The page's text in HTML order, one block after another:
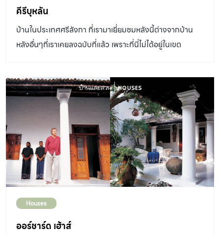
แทนเจ้าของชาวต่างชาติ เขาทำงานนี้และเรียกกอลล์ ฟอร์ตว่า
บ้านมาเกือบสิบปีแล้ว “ผมรู้แต่ว่าบ้านหลังนี้เดิมทีเป็นบ้านพัก
ของนายทหารดัตช์ที่มาประจำการในกอลล์ฟอร์ตเมื่อนานมา
แล้ว ตอนซ่อมแซมบ้านสมัยที่เพิ่งซื้อมาใหม่ๆ ผมขุดเจอลูกปืน
บ้านหลังนี้อาจเคยถูกระเบิดลง เพราะคงไม่มีใครเก็บลูกปืน
ใหญ่ไว้ใต้พื้นสนามเล่นๆแน่ “ส่วนหน้าของบ้านเป็นแบบเดิม แต่
ด้านหลังที่ทำเป็นสองชั้นเป็นส่วนต่อเติมใหม่” แม้จะทำใหม่แต่ก็
ออกแบบตกแต่งให้ดูเก่าเข้ากับด้านหน้าได้อย่างกลมกลืน “ผม
ไม่ใช่นักสะสมของเก่า แต่เพราะมีโอกาสเดินทางและเคยอาศัย
อยู่ในหลายประเทศ ก็เลยพอจะมีของติดไม้ติดมือ และได้แรง
บันดาลใจมาใช้ในการตกแต่งบ้าน ไม่ว่าจะเป็นประตูไม้จาก
อินเดียและบาหลี รูปวาดจากฝรั่งเศส ของพื้นเมืองศรีลังกา
รวมไปถึงลวดลายสไตล์มัวริช (Moorish) ที่ผมเคยเห็นใน
น้ำตาลที่ให้ความรู้สึกอบอุ่นเป็นกันเองของส่วนห้องรับแขก
คีรีบุหลัน
บ้านในประเทศศรีลังกา ที่เรามาเยี่ยมชมหลังนี้ต่างจากบ้าน
หลังอื่นๆที่เราเคยลงฉบับที่แล้ว เพราะที่นี่ไม่ได้อยู่ในเขต
Houses
ออร์ชาร์ด เฮ้าส์